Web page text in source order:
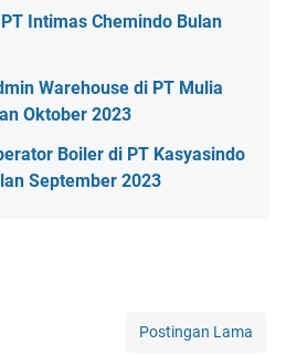
Intimas Chemindo Bulan
Warehouse di PT Mulia
Oktober 2023
Boiler di PT Kasyasindo
September 2023
Postingan Lama